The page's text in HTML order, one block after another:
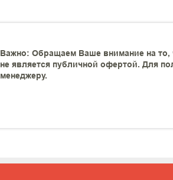
Важно: Обращаем Ваше внимание на то,
не является публичной офертой. Для
менеджеру.